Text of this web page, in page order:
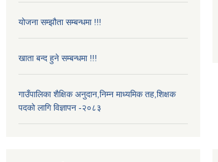
योजना सम्झौता सम्बन्धमा !!!
खाता बन्द हुने सम्बन्धमा !!!
गाउँपालिका शैक्षिक अनुदान,निम्न माध्यमिक तह,शिक्षक
पदको लागि विज्ञापन -२०८३